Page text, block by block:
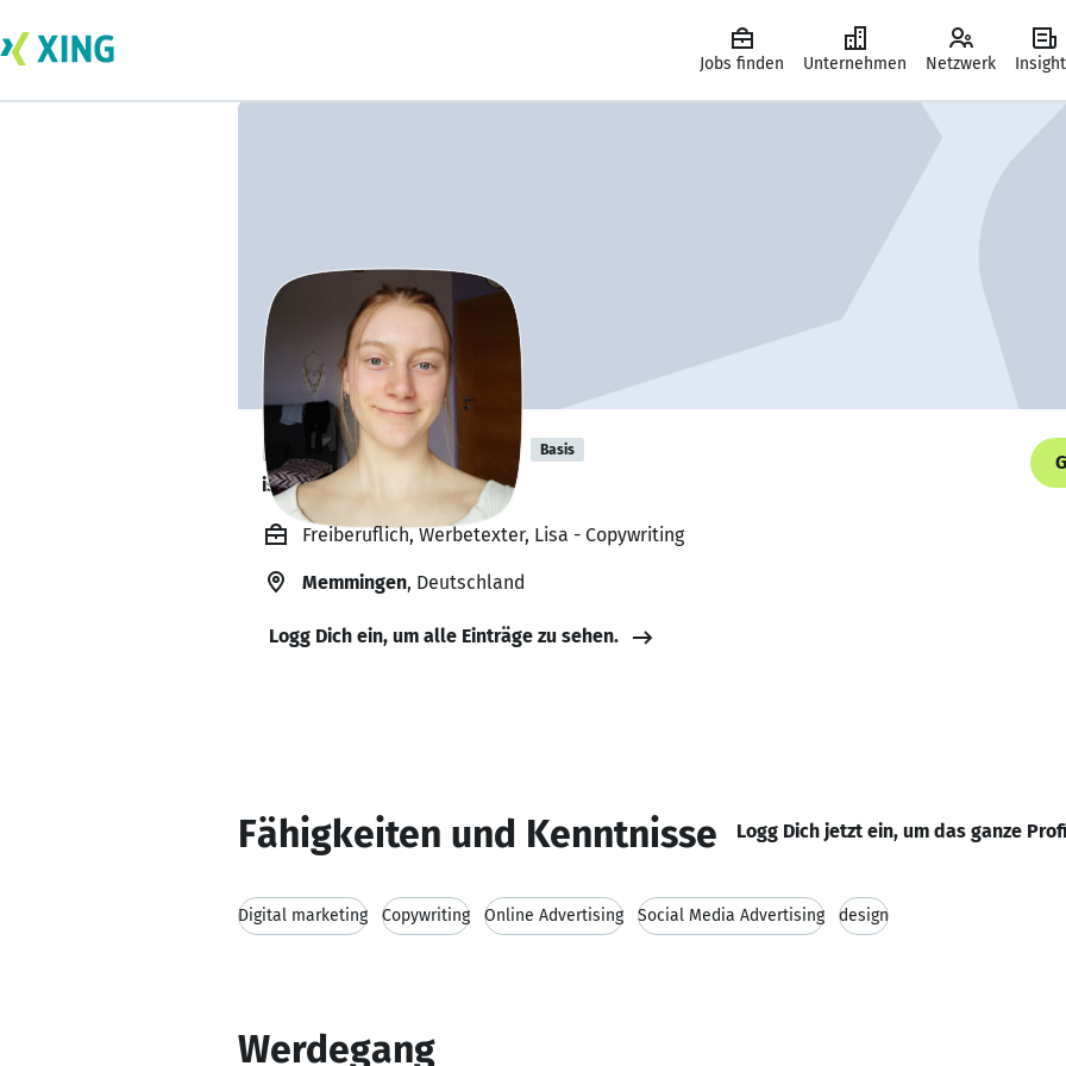
Jobs finden Unternehmen Netzwerk
Lisa Schwiemann Basis
ist offen für Projekte. 🔎
Freiberuflich, Werbetexter, Lisa - Copywriting
Memmingen, Deutschland
Logg Dich ein, um alle Einträge zu sehen.
Fähigkeiten und Kenntnisse Logg Dich jetzt ein, um das ganze
Digital marketing Copywriting Online Advertising Social Media Advertising design
Werdegang